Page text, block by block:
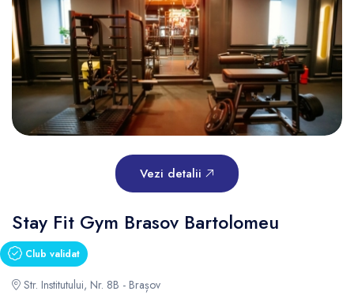
Vezi detalii
Stay Fit Gym Brasov Bartolomeu
Club validat
Str. Institutului, Nr. 8B - Brașov